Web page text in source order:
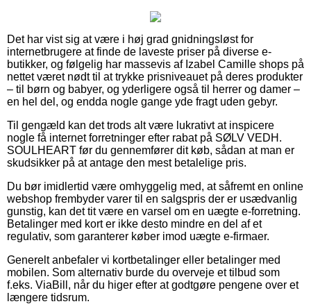
Det har vist sig at være i høj grad gnidningsløst for
internetbrugere at finde de laveste priser på diverse e-
butikker, og følgelig har massevis af Izabel Camille shops på
nettet været nødt til at trykke prisniveauet på deres produkter
– til børn og babyer, og yderligere også til herrer og damer –
en hel del, og endda nogle gange yde fragt uden gebyr.
Til gengæld kan det trods alt være lukrativt at inspicere
nogle få internet forretninger efter rabat på SØLV VEDH.
SOULHEART før du gennemfører dit køb, sådan at man er
skudsikker på at antage den mest betalelige pris.
Du bør imidlertid være omhyggelig med, at såfremt en online
webshop frembyder varer til en salgspris der er usædvanlig
gunstig, kan det tit være en varsel om en uægte e-forretning.
Betalinger med kort er ikke desto mindre en del af et
regulativ, som garanterer køber imod uægte e-firmaer.
Generelt anbefaler vi kortbetalinger eller betalinger med
mobilen. Som alternativ burde du overveje et tilbud som
f.eks. ViaBill, når du higer efter at godtgøre pengene over et
længere tidsrum.